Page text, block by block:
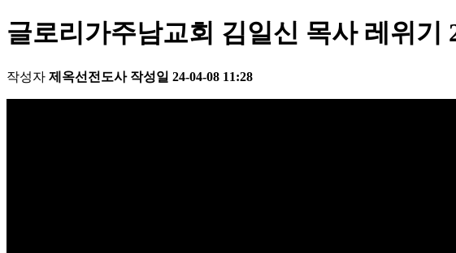
글로리가주남교회 김일신 목사 레위
작성자 제옥선전도사 작성일 24-04-08 11:28